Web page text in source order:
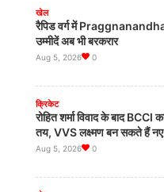
खेल
रैपिड वर्ग में
उम्मीदें अब भी बरकरार
Aug 5, 2026 0
क्रिकेट
रोहित शर्मा विवाद के बाद
तय, VVS लक्ष्मण बन सकते हैं
Aug 5, 2026 0
महाराष्ट्र